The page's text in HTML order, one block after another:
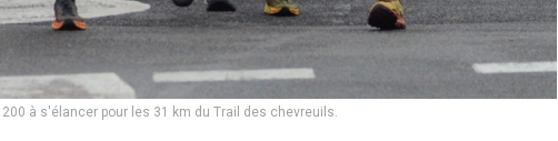
200 à s'élancer pour les 31 km du Trail des chevreuils.